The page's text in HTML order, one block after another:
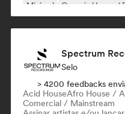
Minimal
Organic House /
Spectrum
Selo
> 4200 feedbacks
Acid HouseAfro House /
Comercial / Mainstream